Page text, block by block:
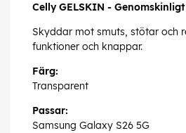
Celly GELSKIN -
Skyddar mot smuts, stötar och
funktioner och knappar.
Färg:
Transparent
Passar:
Samsung Galaxy S26 5G